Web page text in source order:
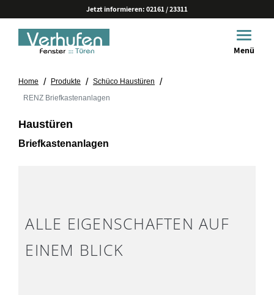
Jetzt informieren: 02161 / 23311
Menü
Home / Produkte / Schüco Haustüren /
RENZ Briefkastenanlagen
Haustüren
Briefkastenanlagen